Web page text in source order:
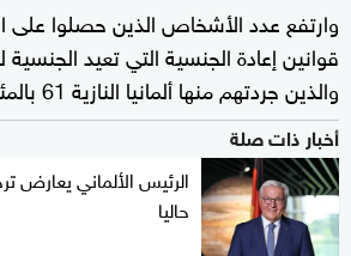
وارتفع عدد الأشخاص الذين حصلوا على
قوانين إعادة الجنسية التي تعيد ​الجنسية
والذين جردتهم منها ألمانيا النازية 61 بالمئة ​إلى 12 ألفا.
أخبار ذات صلة
الرئيس الألماني يعارض
حاليا